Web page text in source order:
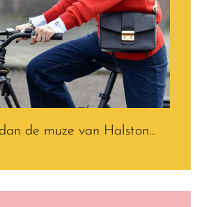
de muze van Halston…